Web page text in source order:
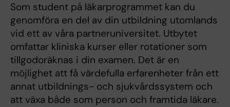
Som student på läkarprogrammet kan du
genomföra en del av din utbildning utomlands
vid ett av våra partneruniversitet. Utbytet
omfattar kliniska kurser eller rotationer som
tillgodoräknas i din examen. Det är en
möjlighet att få värdefulla erfarenheter från ett
annat utbildnings- och sjukvårdssystem och
att växa både som person och framtida läkare.